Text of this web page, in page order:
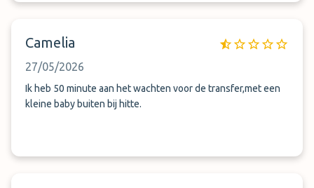
Camelia
27/05/2026
Ik heb 50 minute aan het wachten voor de transfer,met een
kleine baby buiten bij hitte.